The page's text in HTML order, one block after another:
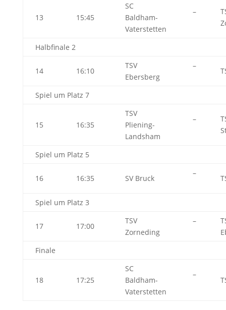
13 15:45
SC
Baldham-
Vaterstetten
–
Halbfinale 2
14 16:10
TSV
Ebersberg
–
Spiel um Platz 7
15 16:35
TSV
Pliening-
Landsham
–
Spiel um Platz 5
16 16:35 SV Bruck
–
Spiel um Platz 3
17 17:00
TSV
Zorneding
–
Finale
18 17:25
SC
Baldham-
Vaterstetten
–